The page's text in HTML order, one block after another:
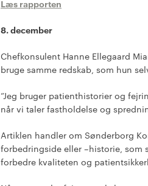
Læs rapporten
8. december
Chefkonsulent Hanne Ellegaard
bruge samme redskab, som hun
”Jeg bruger patienthistorier og
når vi taler fastholdelse og
Artiklen handler om Sønderborg
forbedringside eller –historie,
forbedre kvaliteten og